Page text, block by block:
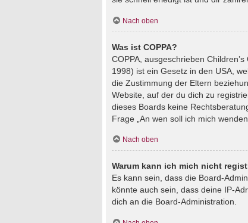
Nach oben
Was ist COPPA?
COPPA, ausgeschrieben
1998) ist ein Gesetz in den USA,
die Zustimmung der Eltern
Website, auf der du dich zu
dieses Boards keine
Frage „An wen soll ich mich
Nach oben
Warum kann ich mich nicht
Es kann sein, dass die Board-
könnte auch sein, dass deine IP-
dich an die Board-Administration.